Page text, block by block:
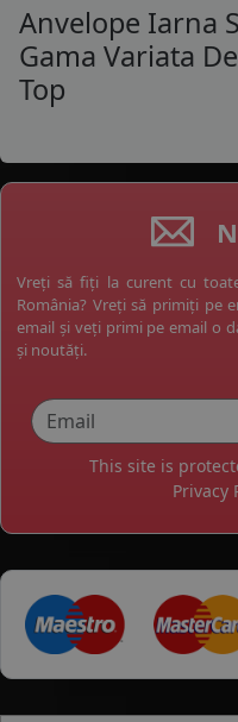
Anvelope Iarna
Gama Variata
Top
Vreți să fiți la curent cu
România? Vreți să primiți pe
email și veți primi pe email o
și noutăți.
This site is
Privacy